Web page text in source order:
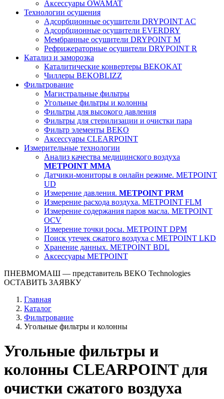
Аксессуары OWAMAT
Технологии осушения
Адсорбционные осушители DRYPOINT AC
Адсорбционные осушители EVERDRY
Мембранные осушители DRYPOINT M
Рефрижераторные осушители DRYPOINT R
Катализ и заморозка
Каталитические конвертеры BEKOKAT
Чиллеры BEKOBLIZZ
Фильтрование
Магистральные фильтры
Угольные фильтры и колонны
Фильтры для высокого давления
Фильтры для стерилизации и очистки пара
Фильтр элементы BEKO
Аксессуары CLEARPOINT
Измерительные технологии
Анализ качества медицинского воздуха
METPOINT MMA
Датчики-мониторы в онлайн режиме. METPOINT
UD
Измерение давления. METPOINT PRM
Измерение расхода воздуха. METPOINT FLM
Измерение содержания паров масла. METPOINT
OCV
Измерение точки росы. METPOINT DPM
Поиск утечек сжатого воздуха с METPOINT LKD
Хранение данных. METPOINT BDL
Аксессуары METPOINT
ПНЕВМОМАШ — представитель BEKO Technologies
ОСТАВИТЬ ЗАЯВКУ
Главная
Каталог
Фильтрование
Угольные фильтры и колонны
Угольные фильтры и
колонны CLEARPOINT для
очистки сжатого воздуха